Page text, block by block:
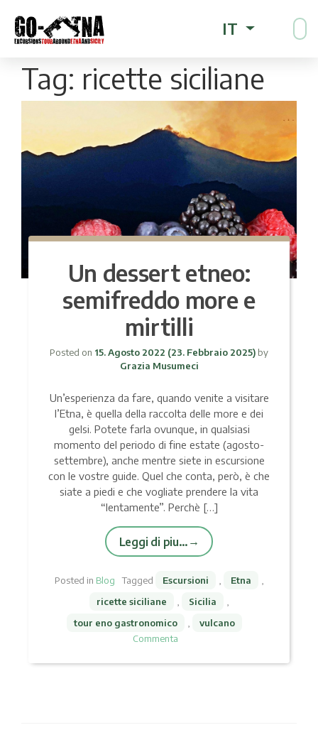
IT
Tag: ricette siciliane
Un dessert etneo:
semifreddo more e
mirtilli
Posted on 15. Agosto 2022 (23. Febbraio 2025) by
Grazia Musumeci
Un’esperienza da fare, quando venite a visitare
l’Etna, è quella della raccolta delle more e dei
gelsi. Potete farla ovunque, in qualsiasi
momento del periodo di fine estate (agosto-
settembre), anche mentre siete in escursione
con le vostre guide. Quel che conta, però, è che
siate a piedi e che vogliate prendere la vita
“lentamente”. Perchè […]
Leggi di piu…
Posted in Blog Tagged Escursioni Etna
ricette siciliane
Sicilia
tour eno gastronomico
vulcano
Commenta